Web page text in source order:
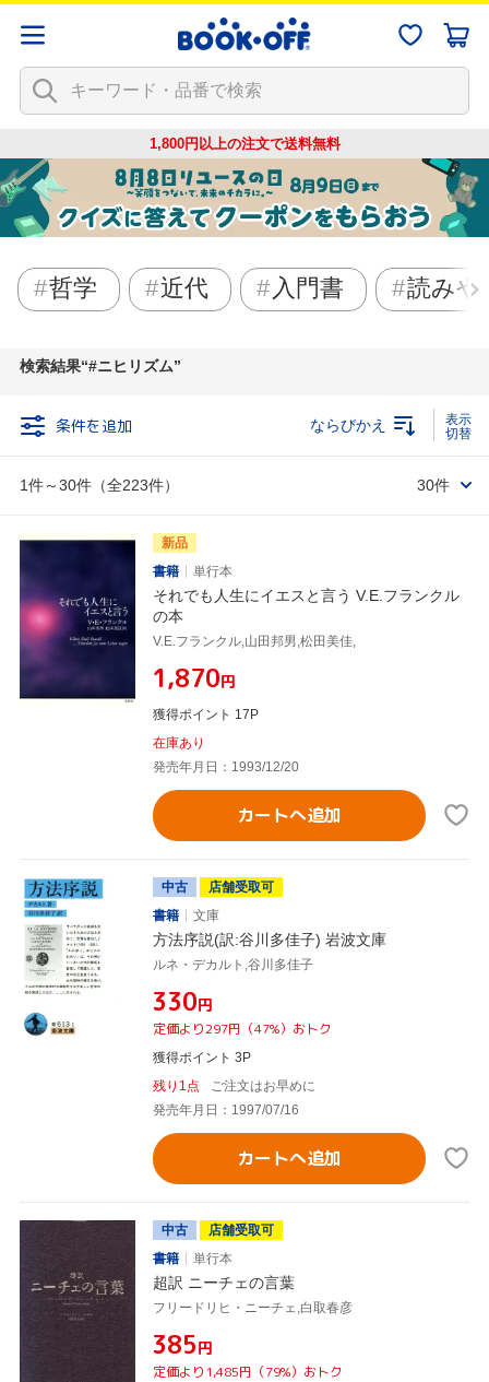
1,800円以上の注文で送料無料
哲学 近代 入門書 読みや
検索結果 #ニヒリズム
条件を追加
1件～30件（全223件）
ならびかえ
30件
新品
書籍
単行本
それでも人生にイエスと言う V.E.フランクル
の本
V.E.フランクル,山田邦男,松田美佳,
¥1,870円
獲得ポイント 17P
在庫あり
発売年月日：1993/12/20
カートへ追加
中古
店舗受取可
書籍
文庫
方法序説(訳:谷川多佳子) 岩波文庫
ルネ・デカルト,谷川多佳子
¥330円
定価より297円（47%）おトク
獲得ポイント 3P
残り1点
ご注文はお早めに
発売年月日：1997/07/16
カートへ追加
中古
店舗受取可
書籍
単行本
超訳 ニーチェの言葉
フリードリヒ・ニーチェ,白取春彦
¥385円
定価より1,485円（79%）おトク